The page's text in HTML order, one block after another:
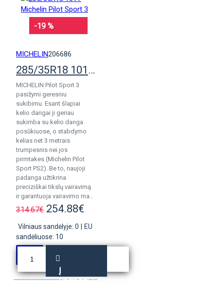
-19 %
MICHELIN206686
285/35R18 101Y Michelin Pilot Sport 3
MICHELIN Pilot Sport 3
pasižymi geresniu
sukibimu. Esant šlapiai
kelio dangai ji geriau
sukimba su kelio danga
posūkiuose, o stabdymo
kelias net 3 metrais
trumpesnis nei jos
pirmtakes (Michelin Pilot
Sport PS2). Be to, naujoji
padanga užtikrina
preciziškai tikslų vairavimą
ir garantuoja vairavimo ma..
314.67€ 254.88€
Vilniaus sandėlyje: 0
EU
sandėliuose: 10
Į